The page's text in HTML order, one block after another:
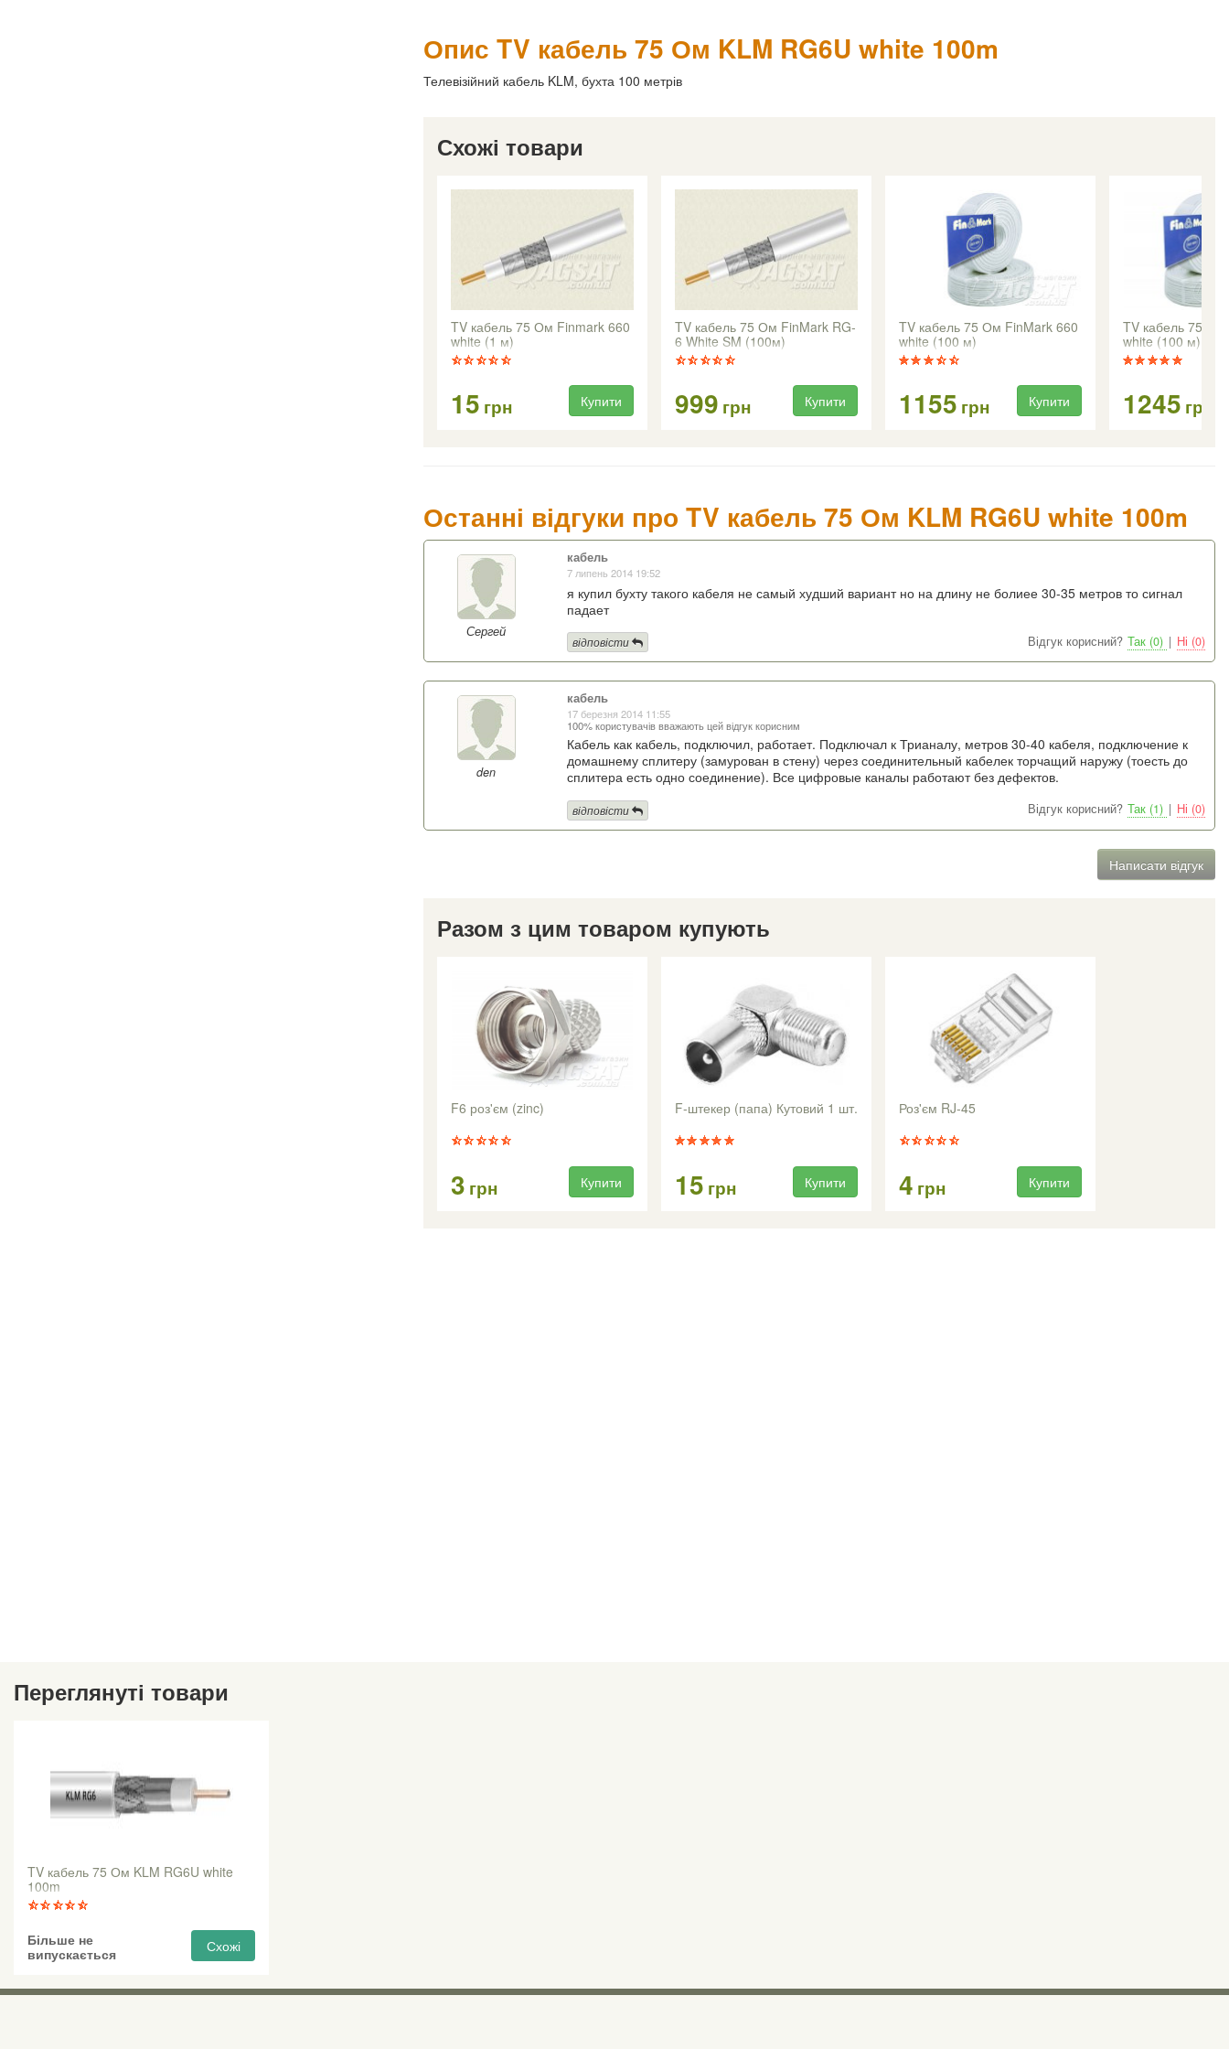
Опис TV кабель 75 Ом KLM RG6U white 100m
Телевізійний кабель KLM, бухта 100 метрів
Схожі товари
TV кабель 75 Ом Finmark 660
white (1 м)
15 грн Купити
TV кабель 75 Ом FinMark RG-
6 White SM (100м)
999 грн Купити
TV кабель 75 Ом FinMark 660
white (100 м)
1155 грн Купити
TV кабель 75
white (100 м)
1245 грн
Останні відгуки про TV кабель 75 Ом KLM RG6U white 100m
Сергей
кабель
7 липень 2014 19:52
я купил бухту такого кабеля не самый худший вариант но на длину не болиее 30-35 метров то сигнал
падает
Відгук корисний? Так (0) | Ні (0)
відповісти
den
кабель
17 березня 2014 11:55
100% користувачів вважають цей відгук корисним
Кабель как кабель, подключил, работает. Подключал к Трианалу, метров 30-40 кабеля, подключение к
домашнему сплитеру (замурован в стену) через соединительный кабелек торчащий наружу (тоесть до
сплитера есть одно соединение). Все цифровые каналы работают без дефектов.
Відгук корисний? Так (1) | Ні (0)
відповісти
Написати відгук
Разом з цим товаром купують
F6 роз'єм (zinc)
3 грн Купити
F-штекер (папа) Кутовий 1 шт.
15 грн Купити
Роз'єм RJ-45
4 грн Купити
Переглянуті товари
TV кабель 75 Ом KLM RG6U white
100m
Більше не
випускається
Схожі